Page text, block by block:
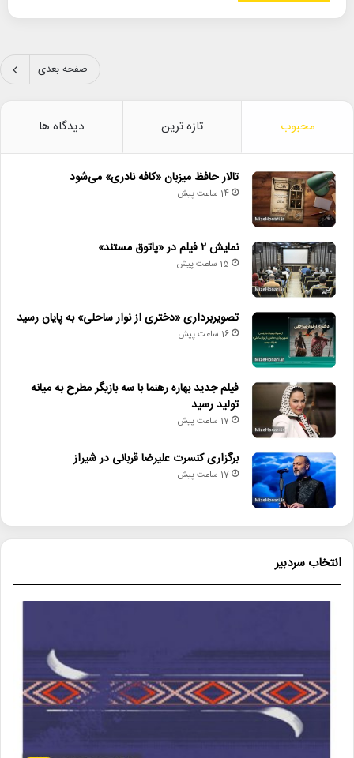
صفحه بعدی
محبوب تازه ترین دیدگاه ها
تالار حافظ میزبان «کافه نادری» می‌شود
14 ساعت پیش
نمایش ۲ فیلم در «پاتوق مستند»
15 ساعت پیش
تصویربرداری «دختری از نوار ساحلی» به پایان رسید
16 ساعت پیش
فیلم جدید بهاره رهنما با سه بازیگر مطرح به میانه
تولید رسید
17 ساعت پیش
برگزاری کنسرت علیرضا قربانی در شیراز
17 ساعت پیش
انتخاب سردبیر